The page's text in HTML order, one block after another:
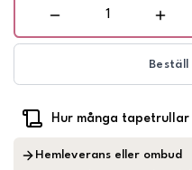
Hur många tapetrullar
Hemleverans eller ombud